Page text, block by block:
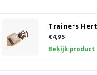
Trainers Hert
€4,95
Bekijk product